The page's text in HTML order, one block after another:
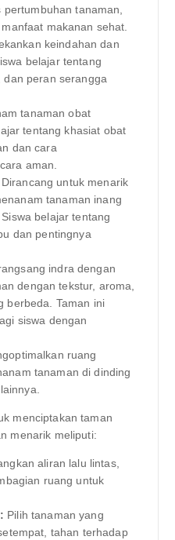
tanaman,
makanan sehat.
keindahan dan
belajar tentang
dan peran serangga
tanaman obat
tentang khasiat obat
dan cara
aman.
Dirancang untuk menarik
tanaman inang
belajar tentang
dan pentingnya
indra dengan
dengan tekstur, aroma,
berbeda. Taman ini
siswa dengan
ruang
tanaman di dinding
menciptakan taman
menarik meliputi:
aliran lalu lintas,
ruang untuk
Pilih tanaman yang
tahan terhadap